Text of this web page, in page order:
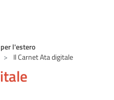
l'estero
Il Carnet Ata digitale